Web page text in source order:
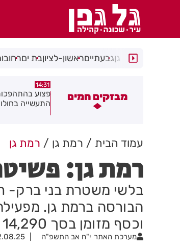
רמת גןגבעתייםראשון-לציוןבת ים
מבזקים חמים
פצוע בהתהפכות רכב בכניסה לאזור
14:15
תיסלם
באוויר
עמוד הבית רמת גן רמת גן
רמת גן:
בלשי משטרת בני ברק-
וכסף מזומן בסך 14,290 ש"ח
מערכת האתר י"ח אב התשפ"ה | 08:27